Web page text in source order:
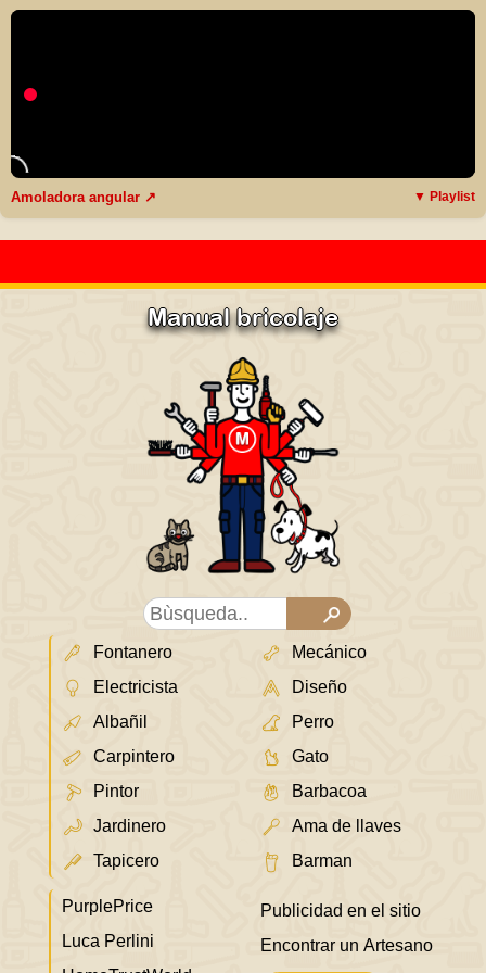
Amoladora angular ↗ ▼ Playlist
Manual bricolaje
Fontanero
Electricista
Albañil
Carpintero
Pintor
Jardinero
Tapicero
Mecánico
Diseño
Perro
Gato
Barbacoa
Ama de llaves
Barman
PurplePrice
Luca Perlini
Publicidad en el sitio
Encontrar un Artesano